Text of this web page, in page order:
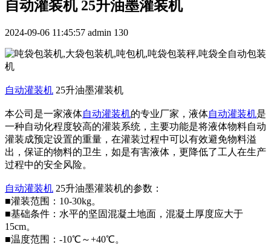
自动灌装机 25升油墨灌装机
2024-09-06 11:45:57 admin 130
自动灌装机 25升油墨灌装机
本公司是一家液体自动灌装机的专业厂家，液体自动灌装机是
一种自动化程度较高的灌装系统，主要功能是将液体物料自动
灌装成预定设置的重量，在灌装过程中可以有效避免物料溢
出，保证的物料的卫生，如是有害液体，更降低了工人在生产
过程中的安全风险。
自动灌装机 25升油墨灌装机的参数：
■灌装范围：10-30kg。
■基础条件：水平的坚固混凝土地面，混凝土厚度应大于
15cm。
■温度范围：-10℃～+40℃。